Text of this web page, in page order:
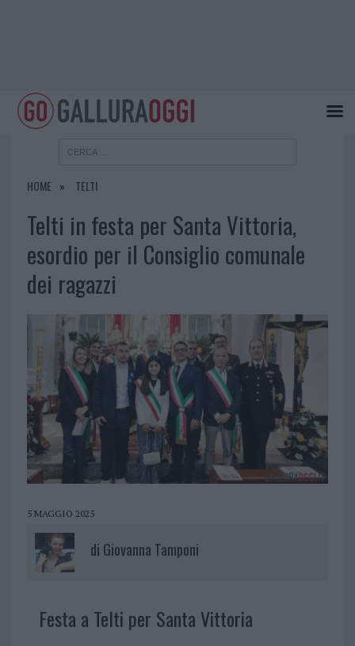
HOME TELTI
Telti in festa per Santa Vittoria,
esordio per il Consiglio comunale
dei ragazzi
5 MAGGIO 2025
di Giovanna Tamponi
Festa a Telti per Santa Vittoria